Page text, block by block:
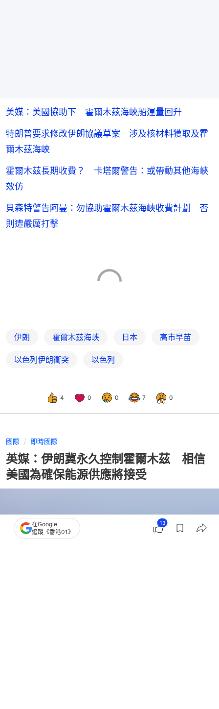
美媒：美國協助下 霍爾木茲海峽船運量回升
特朗普要求修改伊朗協議草案 涉及核材料獲取及霍
爾木茲海峽
霍爾木茲長期收費？ 卡塔爾警告：或帶動其他海峽
效仿
貝森特警告阿曼：勿協助霍爾木茲海峽收費計劃 否
則遭嚴厲打擊
伊朗 霍爾木茲海峽 日本 高市早苗
以色列伊朗衝突 以色列
4 0 0 7 0
國際 即時國際
英媒：伊朗冀永久控制霍爾木茲 相信
美國為確保能源供應將接受
在Google
追蹤《香港01》
13